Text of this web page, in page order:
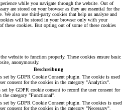
while you navigate through the website. Out of
are stored on your browser as they are essential for the
also use third-party cookies that help us analyze and
will be stored in your browser only with your
these cookies. But opting out of some of these cookies
website to function properly. These cookies ensure basic
anonymously.
Beschreibung
set by GDPR Cookie Consent plugin. The cookie is used
consent for the cookies in the category "Analytics".
set by GDPR cookie consent to record the user consent for
the category "Functional".
set by GDPR Cookie Consent plugin. The cookies is used
consent for the cookies in the category "Necessary".